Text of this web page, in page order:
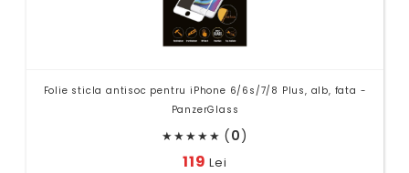
Folie sticla antisoc pentru iPhone 6/6s/7/8 Plus, alb, fata -
PanzerGlass
★★★★★ (0)
119Lei